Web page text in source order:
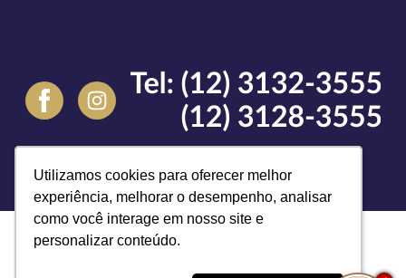
Utilizamos cookies para oferecer melhor
experiência, melhorar o desempenho, analisar
como você interage em nosso site e
personalizar conteúdo.
Utilizamos cookies para oferecer melhor
experiência, melhorar o desempenho, analisar
como você interage em nosso site e
personalizar conteúdo.
Voltar para o topo
2026 Todos os direitos reservados
Reserve agora, com o